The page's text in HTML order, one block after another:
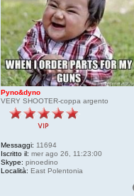
Pyno&dyno
VERY SHOOTER-coppa argento
Messaggi: 11694
Iscritto il: mer ago 26, 11:23:00
Skype: pinoedino
Località: East Polentonia